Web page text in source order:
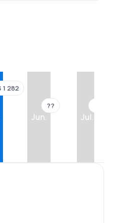
1 282
Jun.
??
Jul.